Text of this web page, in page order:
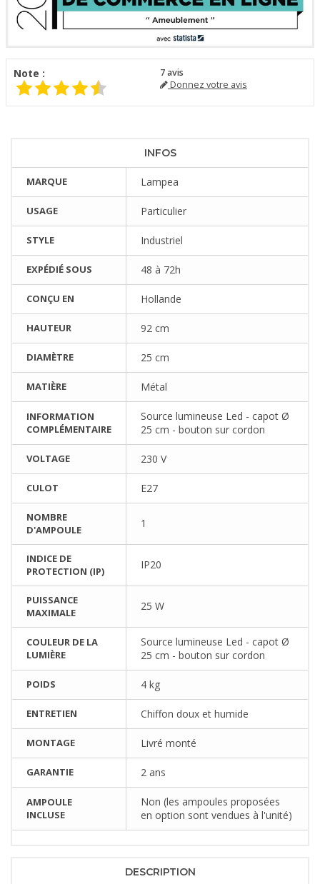
Note : 7avis
Donnez votre avis
INFOS
MARQUE Lampea
USAGE Particulier
STYLE Industriel
EXPÉDIÉ SOUS 48 à 72h
CONÇU EN Hollande
HAUTEUR 92 cm
DIAMÈTRE 25 cm
MATIÈRE Métal
INFORMATION
COMPLÉMENTAIRE
Source lumineuse Led - capot Ø
25 cm - bouton sur cordon
VOLTAGE 230 V
CULOT E27
NOMBRE
D'AMPOULE
1
INDICE DE
PROTECTION (IP)
IP20
PUISSANCE
MAXIMALE
25 W
COULEUR DE LA
LUMIÈRE
Source lumineuse Led - capot Ø
25 cm - bouton sur cordon
POIDS 4 kg
ENTRETIEN Chiffon doux et humide
MONTAGE Livré monté
GARANTIE 2 ans
AMPOULE
INCLUSE
Non (les ampoules proposées
en option sont vendues à l'unité)
DESCRIPTION